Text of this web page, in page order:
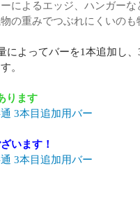
によるエッジ、ハンガーな
の重みでつぶれにくいのも
によってバーを1本追加し
。
ります
3本目追加用バー
います！
3本目追加用バー